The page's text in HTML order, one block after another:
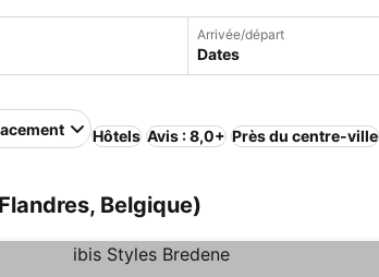
Arrivée/départ
Dates
Hôtels Avis : 8,0+ Près du centre-ville
Belgique)